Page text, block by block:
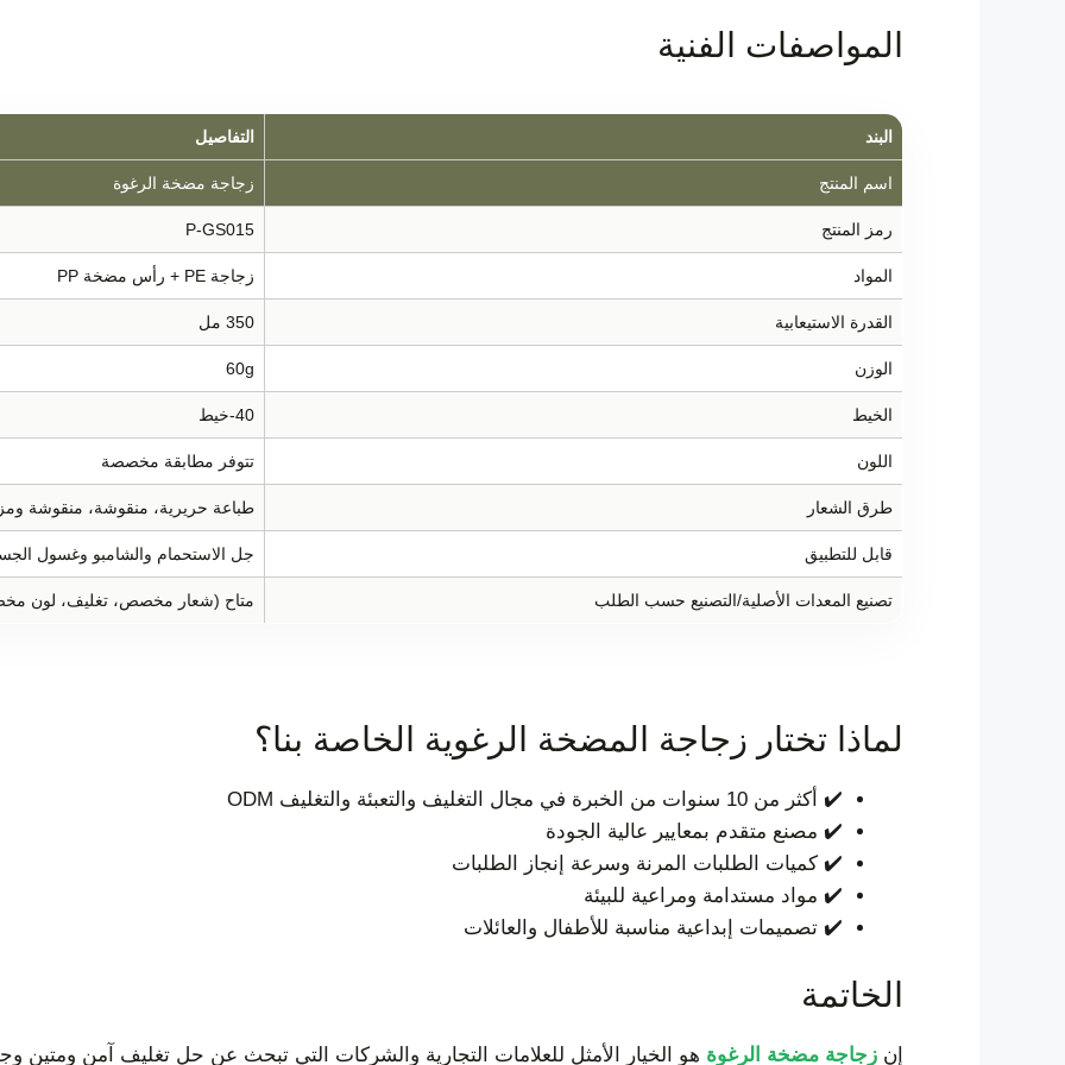
المواصفات الفنية
البند التفاصيل
اسم المنتج زجاجة مضخة الرغوة
رمز المنتج P-GS015
المواد زجاجة PE + رأس مضخة PP
القدرة الاستيعابية 350 مل
الوزن 60g
الخيط 40-خيط
اللون تتوفر مطابقة مخصصة
طرق الشعار طباعة حريرية، منقوشة، منقوشة
قابل للتطبيق جل الاستحمام والشامبو وغسول
تصنيع المعدات الأصلية/التصنيع حسب الطلب متاح (شعار مخصص، تغليف، لون
لماذا تختار زجاجة المضخة الرغوية الخاصة بنا؟
✔️ أكثر من 10 سنوات من الخبرة في مجال التغليف والتعبئة والتغليف ODM
✔️ مصنع متقدم بمعايير عالية الجودة
✔️ كميات الطلبات المرنة وسرعة إنجاز الطلبات
✔️ مواد مستدامة ومراعية للبيئة
✔️ تصميمات إبداعية مناسبة للأطفال والعائلات
الخاتمة
إن زجاجة مضخة الرغوة هو الخيار الأمثل للعلامات التجارية والشركات التي تبحث عن حل تغليف آمن ومتين